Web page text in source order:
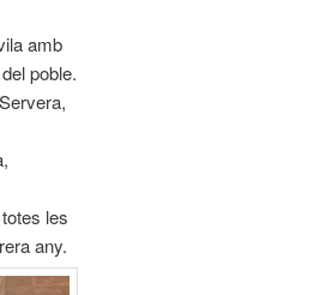
amb
poble.
les
any.